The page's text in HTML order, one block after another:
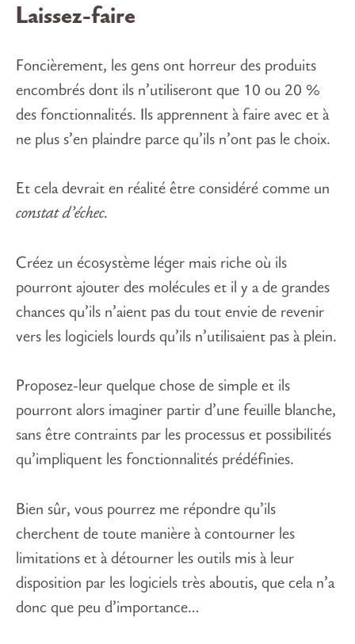
Laissez-faire
Foncièrement, les gens ont horreur des produits
encombrés dont ils n’utiliseront que 10 ou 20 %
des fonctionnalités. Ils apprennent à faire avec et à
ne plus s’en plaindre parce qu’ils n’ont pas le choix.
Et cela devrait en réalité être considéré comme un
constat d’échec.
Créez un écosystème léger mais riche où ils
pourront ajouter des molécules et il y a de grandes
chances qu’ils n’aient pas du tout envie de revenir
vers les logiciels lourds qu’ils n’utilisaient pas à plein.
Proposez-leur quelque chose de simple et ils
pourront alors imaginer partir d’une feuille blanche,
sans être contraints par les processus et possibilités
qu’impliquent les fonctionnalités prédéfinies.
Bien sûr, vous pourrez me répondre qu’ils
cherchent de toute manière à contourner les
limitations et à détourner les outils mis à leur
disposition par les logiciels très aboutis, que cela n’a
donc que peu d’importance…